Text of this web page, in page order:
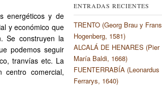
energéticos y de
y económico que
Se construyen la
podemos seguir
tranvías etc. La
centro comercial,
ENTRADAS RECIENTES
TRENTO (Georg Brau y Frans
Hogenberg, 1581)
ALCALÁ DE HENARES (Pier
María Baldi, 1668)
FUENTERRABÍA (Leonardus
Ferrarys, 1640)